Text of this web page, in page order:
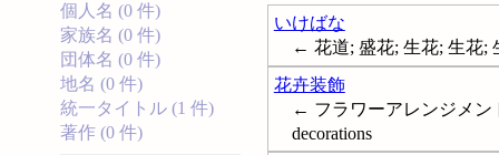
個人名 (0 件)
家族名 (0 件)
団体名 (0 件)
地名 (0 件)
統一タイトル (1 件)
著作 (0 件)
いけばな
← 花道; 盛花; 生花; 生花;
花卉装飾
← フラワーアレンジメン
decorations